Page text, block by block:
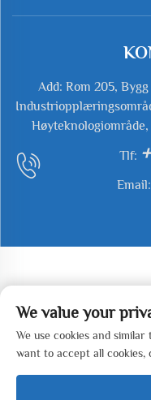
Add: Rom 205,
Tlf:
Email:
Opphavsrett ©
Technology Co.,
We value your
We use cookies and
want to accept all cookies,